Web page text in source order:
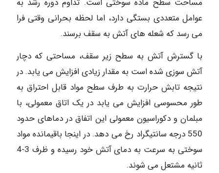
مساحت سطح ماده سوختی است. تداوم دوره رشد به
عوامل متعددی بستگی دارد، اما لحظه بحرانی وقتی فرا
می رسد که شعله های آتش به سقف برسند.
با گسترش آتش به سطح زیر سقف، مساحتی که دچار
آتش سوزی شده است به مقدار زیادی افزایش می یابد. در
نتیجه تابش حرارت به طرف سطح مواد قابل احتراق به
طور محسوسی افزایش می یابد در یک اتاق معمولی، با
مبلمان و دکوراسیون معمولی این اتفاق در دماهای حدود
550 درجه سانتیگراد رخ می دهد. در اینجا باقیمانده مواد
سوختی به سرعت به دمای آتش خود رسیده و ظرف 3-4
ثانیه مشتعل می شوند.